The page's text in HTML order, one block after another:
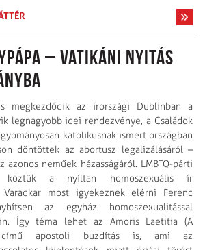
– Vatikáni nyitás
megkezdődik az írországi Dublinban a
legnagyobb idei rendezvénye, a Családok
katolikusnak ismert országban
döntöttek az abortusz legalizálásáról –
azonos neműek házasságáról. LMBTQ-párti
köztük a nyíltan homoszexuális ír
most igyekeznek elérni Ferenc
az egyház homoszexualitással
Így téma lehet az Amoris Laetitia (A
című apostoli buzdítás is, ami az